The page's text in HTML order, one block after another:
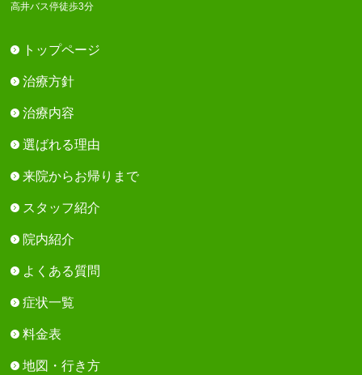
高井バス停徒歩3分
トップページ
治療方針
治療内容
選ばれる理由
来院からお帰りまで
スタッフ紹介
院内紹介
よくある質問
症状一覧
料金表
地図・行き方